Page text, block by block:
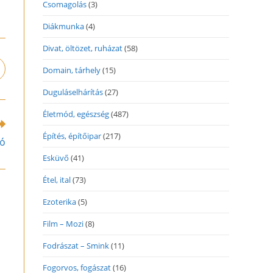
Csomagolás(3)
Diákmunka(4)
Divat, öltözet, ruházat(58)
Domain, tárhely(15)
Duguláselhárítás(27)
Életmód, egészség(487)
Építés, építőipar(217)
Esküvő (41)
Étel, ital(73)
Ezoterika(5)
Film – Mozi(8)
Fodrászat – Smink(11)
Fogorvos, fogászat(16)